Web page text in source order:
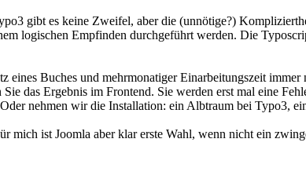
gibt es keine Zweifel, aber die (unnötige?)
logischen Empfinden durchgeführt werden. Die
Buches und mehrmonatiger Einarbeitungszeit
das Ergebnis im Frontend. Sie werden erst mal eine
nehmen wir die Installation: ein Albtraum bei Typo3,
mich ist Joomla aber klar erste Wahl, wenn nicht ein